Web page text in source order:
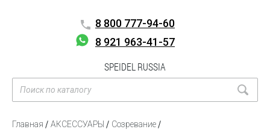
8 800 777-94-60
8 921 963-41-57
SPEIDEL RUSSIA
Главная АКСЕССУАРЫ
Созревание